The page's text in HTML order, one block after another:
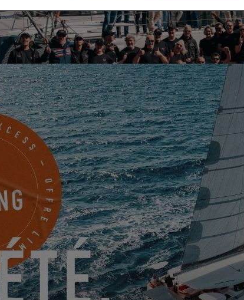
que la troisième édition del’Excess Campus se
exclusif est dédiéaux propriétaires Excesset promet
avaient rencontré un franc succès, et il est désormais
unique ! Pour ceux qui découvrentl’Excess Campus
, nous
D.de la première édition.
et pour s’inscrire, nous vous invitons à passer parvotre